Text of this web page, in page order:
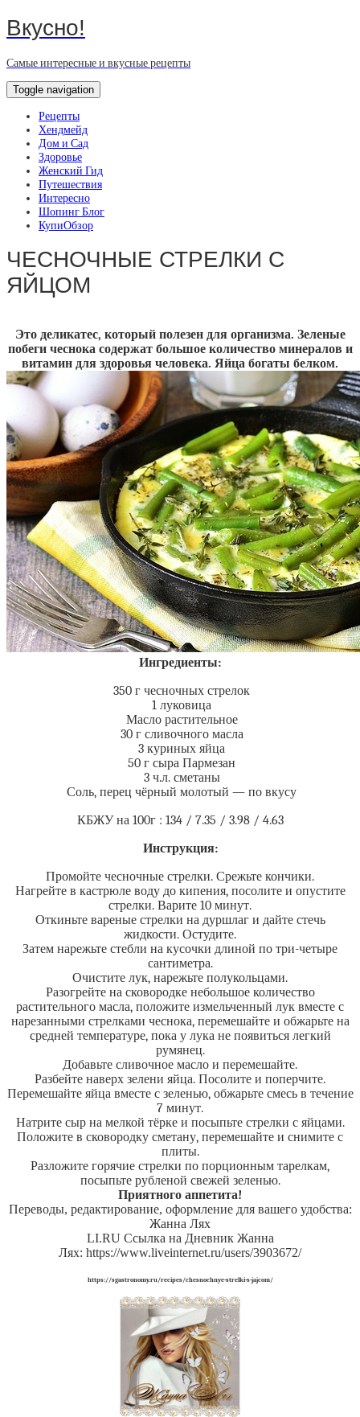
Вкусно!
Самые интересные и вкусные рецепты
Toggle navigation
Рецепты
Хендмейд
Дом и Сад
Здоровье
Женский Гид
Путешествия
Интересно
Шопинг Блог
КупиОбзор
ЧЕСНОЧНЫЕ СТРЕЛКИ С
ЯЙЦОМ
Это деликатес, который полезен для организма. Зеленые
побеги чеснока содержат большое количество минералов и
витамин для здоровья человека. Яйца богаты белком.
Ингредиенты:
350 г чесночных стрелок
1 луковица
Масло растительное
30 г сливочного масла
3 куриных яйца
50 г сыра Пармезан
3 ч.л. сметаны
Соль, перец чёрный молотый — по вкусу
КБЖУ на 100г : 134 / 7.35 / 3.98 / 4.63
Инструкция:
Промойте чесночные стрелки. Срежьте кончики.
Нагрейте в кастрюле воду до кипения, посолите и опустите
стрелки. Варите 10 минут.
Откиньте вареные стрелки на дуршлаг и дайте стечь
жидкости. Остудите.
Затем нарежьте стебли на кусочки длиной по три-четыре
сантиметра.
Очистите лук, нарежьте полукольцами.
Разогрейте на сковородке небольшое количество
растительного масла, положите измельченный лук вместе с
нарезанными стрелками чеснока, перемешайте и обжарьте на
средней температуре, пока у лука не появиться легкий
румянец.
Добавьте сливочное масло и перемешайте.
Разбейте наверх зелени яйца. Посолите и поперчите.
Перемешайте яйца вместе с зеленью, обжарьте смесь в течение
7 минут.
Натрите сыр на мелкой тёрке и посыпьте стрелки с яйцами.
Положите в сковородку сметану, перемешайте и снимите с
плиты.
Разложите горячие стрелки по порционным тарелкам,
посыпьте рубленой свежей зеленью.
Приятного аппетита!
Переводы, редактирование, оформление для вашего удобства:
Жанна Лях
LI.RU Ссылка на Дневник Жанна
Лях: https://www.liveinternet.ru/users/3903672/
https://sgastronomy.ru/recipes/chesnochnye-strelki-s-jajcom/